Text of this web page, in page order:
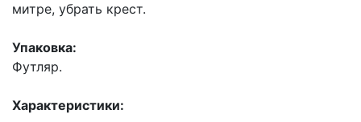
митре, убрать крест.
Упаковка:
Футляр.
Характеристики: